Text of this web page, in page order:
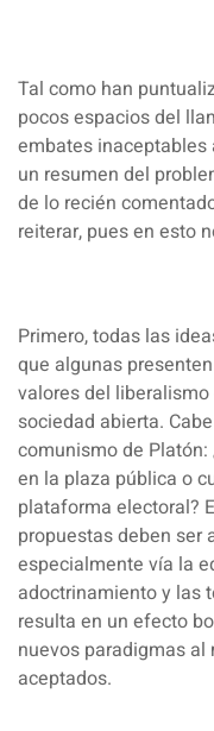
Tal como han
pocos espacios del
embates inaceptables
un resumen del
de lo recién
reiterar, pues en esto
Primero, todas las
que algunas
valores del
sociedad abierta.
comunismo de
en la plaza pública o
plataforma electoral?
propuestas deben ser
especialmente vía la
adoctrinamiento y las
resulta en un efecto
nuevos paradigmas
aceptados.